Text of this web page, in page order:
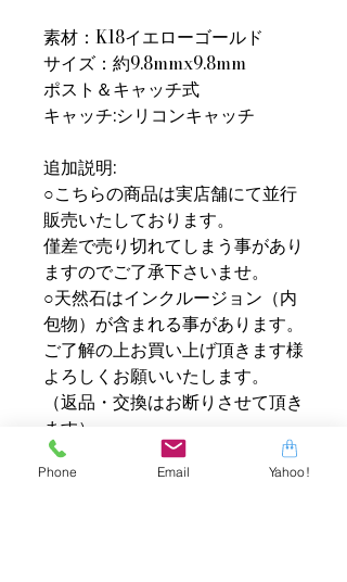
素材：K18イエローゴールド
サイズ：約9.8mmx9.8mm
ポスト＆キャッチ式
キャッチ:シリコンキャッチ
追加説明:
○こちらの商品は実店舗にて並行
販売いたしております。
僅差で売り切れてしまう事があり
ますのでご了承下さいませ。
○天然石はインクルージョン（内
包物）が含まれる事があります。
ご了解の上お買い上げ頂きます様
よろしくお願いいたします。
（返品・交換はお断りさせて頂き
ます）
○PCモニター等の環境によって実
物と色合いが多少異なる場合があ
Phone Email Yahoo!